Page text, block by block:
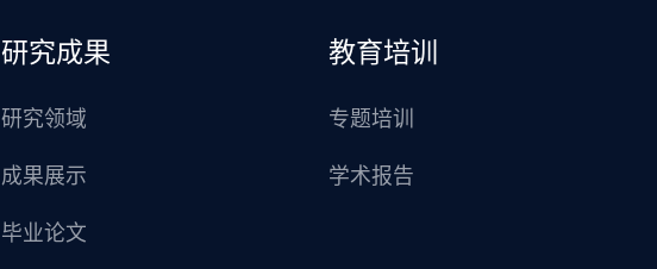
研究成果
研究领域
成果展示
毕业论文
教育培训
专题培训
学术报告